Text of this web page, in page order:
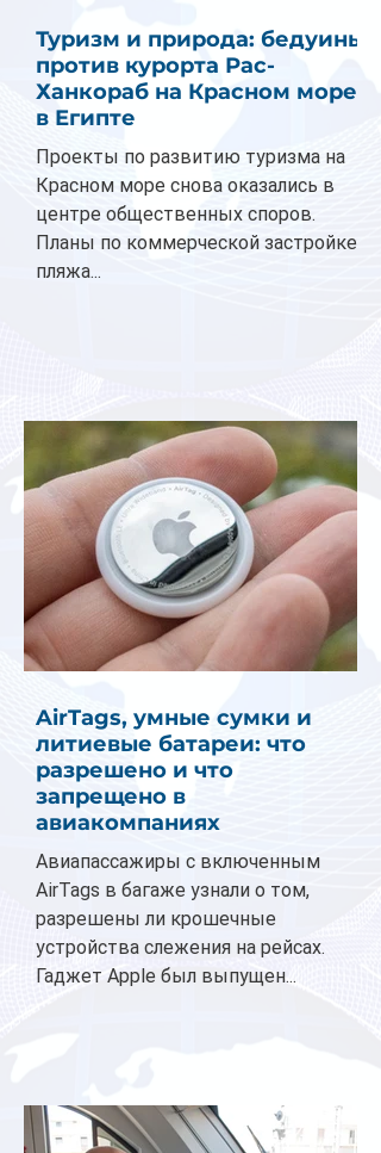
Туризм и природа: бедуины
против курорта Рас-
Ханкораб на Красном море
в Египте
Проекты по развитию туризма на
Красном море снова оказались в
центре общественных споров.
Планы по коммерческой застройке
пляжа...
AirTags, умные сумки и
литиевые батареи: что
разрешено и что
запрещено в
авиакомпаниях
Авиапассажиры с включенным
AirTags в багаже узнали о том,
разрешены ли крошечные
устройства слежения на рейсах.
Гаджет Apple был выпущен...